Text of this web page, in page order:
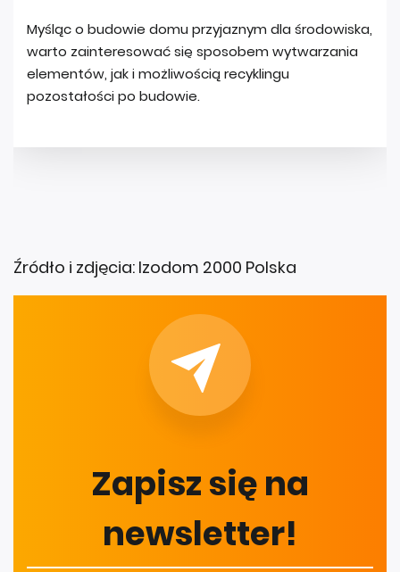
Źródło i zdjęcia: Izodom 2000 Polska
Zapisz się na
newsletter!